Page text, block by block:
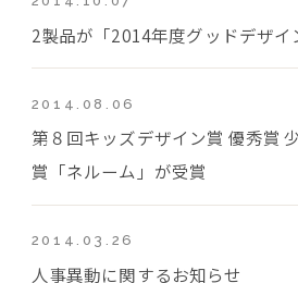
2製品が「2014年度グッドデザイ
2014.08.06
第８回キッズデザイン賞 優秀賞
賞「ネルーム」が受賞
2014.03.26
人事異動に関するお知らせ